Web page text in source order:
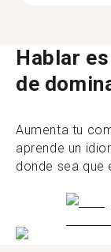
Hablar
de
Aumenta tu
aprende un
donde sea que